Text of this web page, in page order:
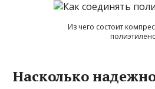
Из чего состоит
Насколько